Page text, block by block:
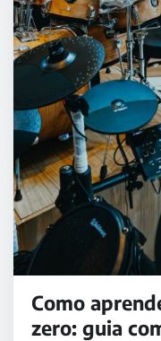
Como
zero: guia